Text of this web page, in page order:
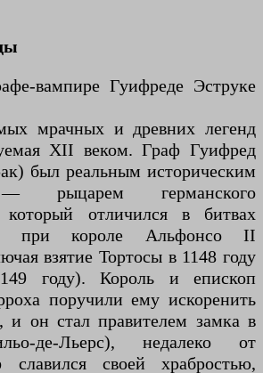
вампире Гуифреде Эструке
мрачных и древних легенд
XII веком. Граф Гуифред
был реальным историческим
рыцарем германского
который отличился в битвах
при короле Альфонсо II
взятие Тортосы в 1148 году
году). Король и епископ
поручили ему искоренить
и он стал правителем замка в
де-Льерс), недалеко от
славился своей храбростью,